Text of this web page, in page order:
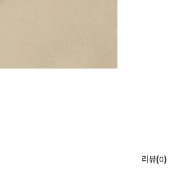
리뷰(0)